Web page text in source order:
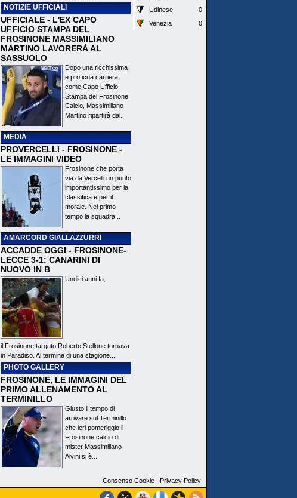
NOTIZIE UFFICIALI
UFFICIALE - L'EX CAPO
UFFICIO STAMPA DEL
FROSINONE MASSIMILIANO
MARTINO LAVORERÀ AL
SASSUOLO
Dopo una ricchissima
e proficua carriera
come Capo Ufficio
Stampa del Frosinone
Calcio, Massimiliano
Martino ripartirà dal...
MEDIA
PROVERCELLI - FROSINONE -
LE IMMAGINI VIDEO
Frosinone che porta
via da Vercelli un punto
importantissimo per la
classifica e per il
morale. Nel primo
tempo la squadra...
AMARCORD GIALLAZZURRI
ACCADDE OGGI - FROSINONE-
LECCE 3-1: CANARINI DI
NUOVO IN B
Undici anni fa,
il Frosinone targato Roberto Stellone tornava
in Paradiso. Al termine di una stagione...
PHOTO GALLERY
FROSINONE, LE IMMAGINI DEL
PRIMO ALLENAMENTO AL
TERMINILLO
Giusto il tempo di
arrivare sul Terminillo
che ieri pomeriggio il
Frosinone calcio di
mister Massimiliano
Alvini si è...
Udinese
0
Venezia
0
Consenso Cookie | Privacy Policy